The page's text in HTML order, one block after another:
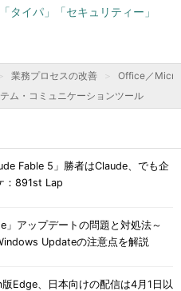
タイパ」「セキュリティー」
業務プロセスの改善
Office／
ム・コミュニケーションツール
Fable 5」勝者はClaude、でも企
：891st Lap
」アップデートの問題と対処法～
Updateの注意点を解説
版Edge、日本向けの配信は4月1日以